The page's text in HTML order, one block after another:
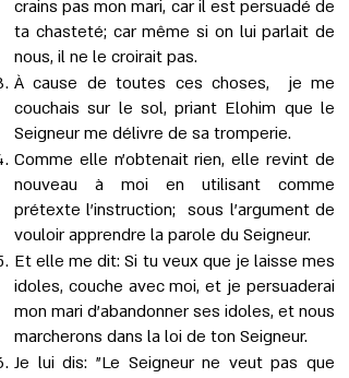
crains pas mon mari, car il est persuadé de
ta chasteté; car même si on lui parlait de
nous, il ne le croirait pas.
À cause de toutes ces choses, je me
couchais sur le sol, priant Elohim que le
Seigneur me délivre de sa tromperie.
Comme elle n'obtenait rien, elle revint de
nouveau à moi en utilisant comme
prétexte l’instruction; sous l’argument de
vouloir apprendre la parole du Seigneur.
Et elle me dit: Si tu veux que je laisse mes
idoles, couche avec moi, et je persuaderai
mon mari d'abandonner ses idoles, et nous
marcherons dans la loi de ton Seigneur.
Je lui dis: "Le Seigneur ne veut pas que